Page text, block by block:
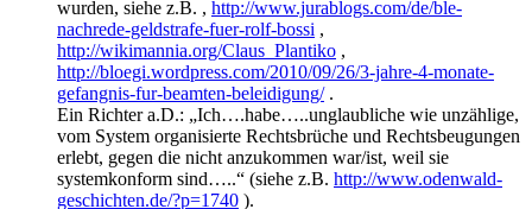
wurden, siehe z.B. , http://www.jurablogs.com/de/ble-
nachrede-geldstrafe-fuer-rolf-bossi ,
http://wikimannia.org/Claus_Plantiko ,
http://bloegi.wordpress.com/2010/09/26/3-jahre-4-monate-
gefangnis-fur-beamten-beleidigung/.
Ein Richter a.D.: „Ich….habe…..unglaubliche wie unzählige,
vom System organisierte Rechtsbrüche und Rechtsbeugungen
erlebt, gegen die nicht anzukommen war/ist, weil sie
systemkonform sind…..“ (siehe z.B. http://www.odenwald-
geschichten.de/?p=1740 ).